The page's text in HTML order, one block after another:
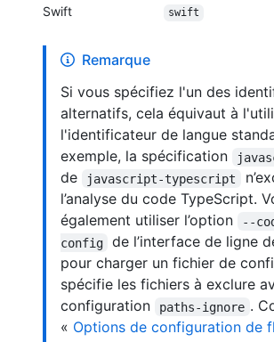
Swift swift
Remarque
Si vous spécifiez l'un des
alternatifs, cela équivaut à
l'identificateur de langue
exemple, la spécification
de
javascript-typescript
l’analyse du code TypeScript.
également utiliser l’option
--
config
de l’interface de ligne
pour charger un fichier de
spécifie les fichiers à exclure
configuration
paths-ignore .
« Options de configuration de